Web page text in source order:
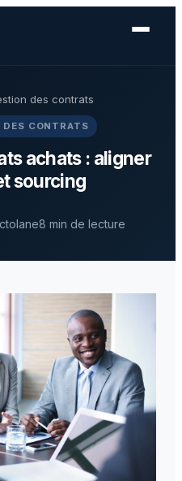
des contrats
CONTRATS
achats : aligner
sourcing
8 min de lecture